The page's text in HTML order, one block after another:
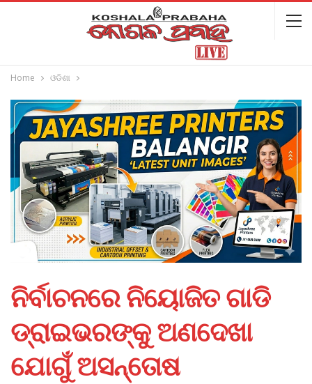
Home ଓଡିଶା
ନିର୍ବାଚନରେ ନିୟୋଜିତ ଗାଡି
ଡ୍ରାଇଭରଙ୍କୁ ଅଣଦେଖା
ଯୋଗୁଁ ଅସନ୍ତୋଷ